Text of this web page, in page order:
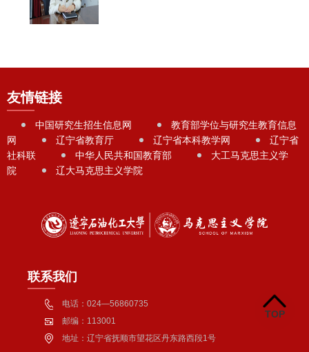
友情链接
中国研究生招生信息网
教育部学位与研究生教育信息
网
辽宁省教育厅 辽宁省本科教学网
辽宁省
社科联
中华人民共和国教育部
大工马克思主义学
院
辽大马克思主义学院
联系我们
电话：024—56860735
邮编：113001
地址：辽宁省抚顺市望花区丹东路西段1号
TOP